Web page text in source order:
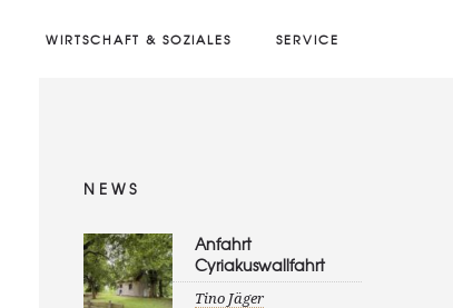
WIRTSCHAFT & SOZIALES SERVICE
NEWS
Anfahrt
Cyriakuswallfahrt
Tino Jäger